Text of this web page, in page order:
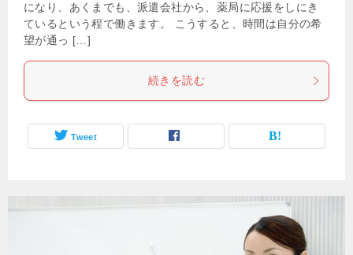
になり、あくまでも、派遣会社から、薬局に応援をしにき
ているという程で働きます。 こうすると、時間は自分の希
望が通っ […]
続きを読む
Tweet